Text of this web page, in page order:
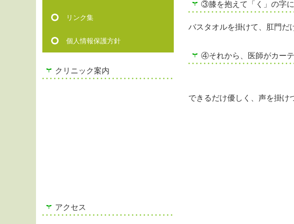
リンク集
個人情報保護方針
クリニック案内
アクセス
③膝を抱えて「く」の字
バスタオルを掛けて、肛門だ
④それから、医師がカー
できるだけ優しく、声を掛け